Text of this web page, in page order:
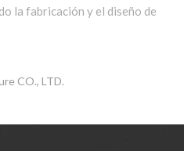
la fabricación y el diseño de
CO., LTD.